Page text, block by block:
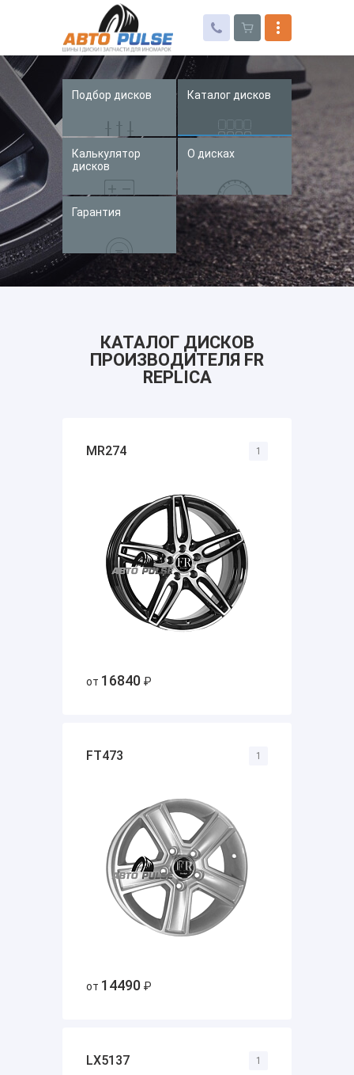
Автошины
Колесные диски
Запчасти для иномарок
Услуги
Доставка и оплата
Контакты
Подбор дисков Каталог дисков
Калькулятор
дисков
О дисках
Гарантия
КАТАЛОГ ДИСКОВ
ПРОИЗВОДИТЕЛЯ FR
REPLICA
MR274
от 16840 ₽
1
FT473
от 14490 ₽
1
LX5137 1